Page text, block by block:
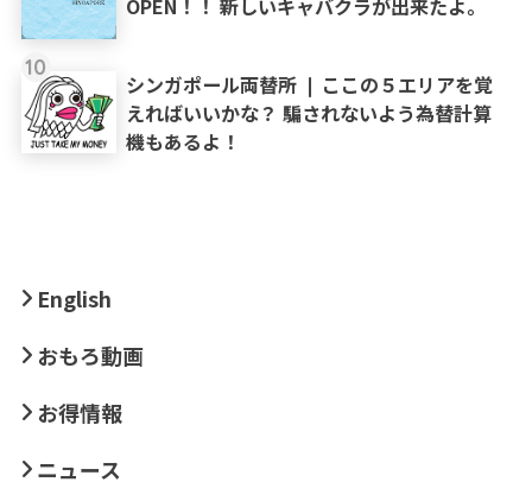
OPEN！！ 新しいキャバクラが出来たよ。
10
シンガポール両替所 ❘ ここの５エリアを覚
えればいいかな？ 騙されないよう為替計算
機もあるよ！
English
おもろ動画
お得情報
ニュース